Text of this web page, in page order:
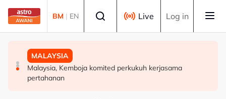
Skip to main content
BM | EN Live Log in
MALAYSIA
91.7 peratus pekerja tetap GLIC, GLC terima gaji
sekurang-kurangnya RM3,100 setakat akhir 2025
MALAYSIA
Daie Madani, beberapa pertubuhan serah memorandum
sokong pemerkasaan integriti Tabung Haji
MALAYSIA
Malaysia, Kemboja komited perkukuh kerjasama
pertahanan